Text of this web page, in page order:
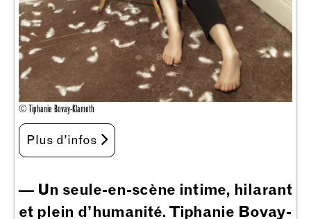
© Tiphanie Bovay-Klameth
Plus d'infos
— Un seule-en-scène intime, hilarant
et plein d’humanité. Tiphanie Bovay-